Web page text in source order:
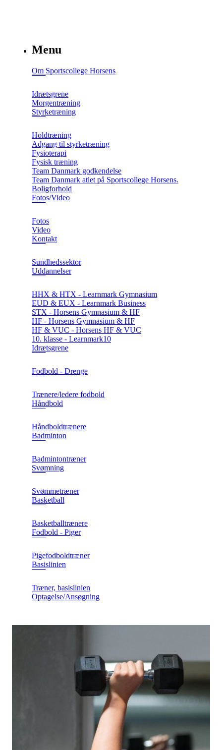
Menu
Om Sportscollege Horsens
Idrætsgrene
Morgentræning
Styrketræning
Holdtræning
Adgang til styrketræning
Fysioterapi
Fysisk træning
Team Danmark godkendelse
Team Danmark atlet på Sportscollege Horsens.
Boligforhold
Fotos/Video
Fotos
Video
Kontakt
Sundhedssektor
Uddannelser
HHX & HTX - Learnmark Gymnasium
EUD & EUX - Learnmark Business
STX - Horsens Gymnasium & HF
HF - Horsens Gymnasium & HF
HF & VUC - Horsens HF & VUC
10. klasse - Learnmark10
Idrætsgrene
Fodbold - Drenge
Trænere/ledere fodbold
Håndbold
Håndboldtrænere
Badminton
Badmintontræner
Svømning
Svømmetræner
Basketball
Basketballtrænere
Fodbold - Piger
Pigefodboldtræner
Basislinien
Træner, basislinien
Optagelse/Ansøgning